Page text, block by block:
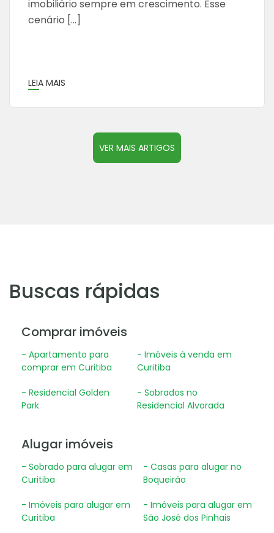
imobiliário sempre em crescimento. Esse
cenário […]
LEIA MAIS
VER MAIS ARTIGOS
Buscas rápidas
Comprar imóveis
- Apartamento para
comprar em Curitiba
- Residencial Golden
Park
- Imóveis à venda em
Curitiba
- Sobrados no
Residencial Alvorada
Alugar imóveis
- Sobrado para alugar em
Curitiba
- Imóveis para alugar em
Curitiba
- Casas para alugar no
Boqueirão
- Imóveis para alugar em
São José dos Pinhais